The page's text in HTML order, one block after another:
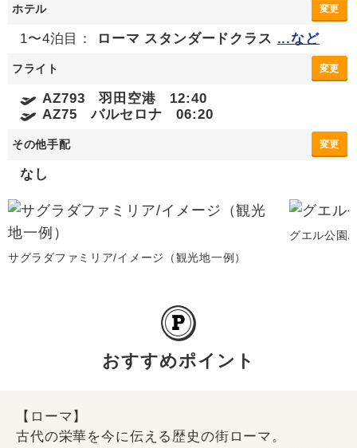
ホテル 変更
1〜4泊目： ローマ スタンダードクラス ...など
フライト 変更
AZ793 羽田空港 12:40
AZ75 バルセロナ 06:20
その他手配 変更
なし
サグラダファミリア/イメージ（観光地一例）
グエル公園/
おすすめポイント
【ローマ】
古代の栄華を今に伝える歴史の街ローマ。